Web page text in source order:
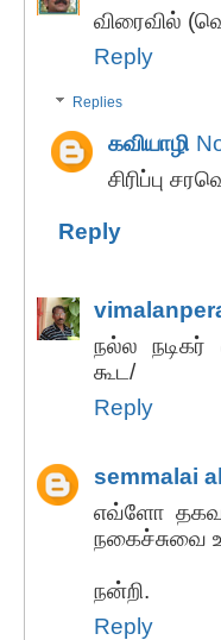
விரைவில்
Reply
Replies
கவியாழி
சிரிப்பு
Reply
நல்ல நடிகர்
கூட/
Reply
semmalai
எவ்ளோ
நகைச்சுவை
நன்றி.
Reply